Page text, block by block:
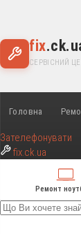
fix
СЕРВІСНИЙ
Головна
Зателефонувати
fix.ck.ua
Ремонт